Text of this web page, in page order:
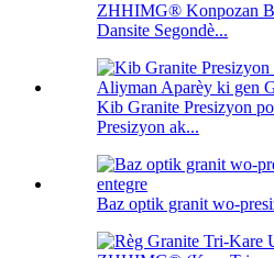
ZHHIMG® Konpozan
Dansite Segondè...
Kib Granite Presizyon
Presizyon ak...
Baz optik granit wo-